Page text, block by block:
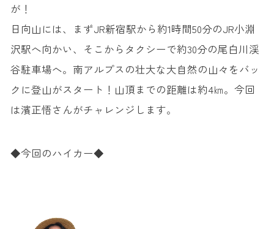
が！
日向山には、まずJR新宿駅から約1時間50分のJR小淵
沢駅へ向かい、そこからタクシーで約30分の尾白川渓
谷駐車場へ。南アルプスの壮大な大自然の山々をバッ
クに登山がスタート！山頂までの距離は約4㎞。今回
は濱正悟さんがチャレンジします。
◆今回のハイカー◆